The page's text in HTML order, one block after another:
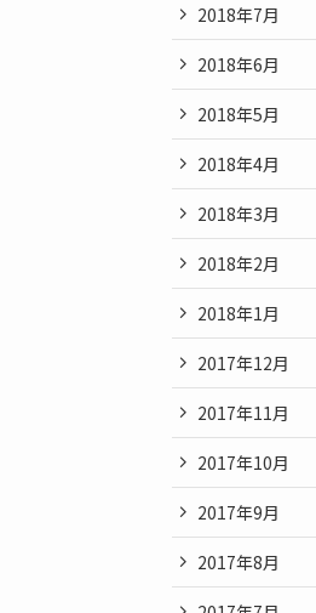
2018年7月
2018年6月
2018年5月
2018年4月
2018年3月
2018年2月
2018年1月
2017年12月
2017年11月
2017年10月
2017年9月
2017年8月